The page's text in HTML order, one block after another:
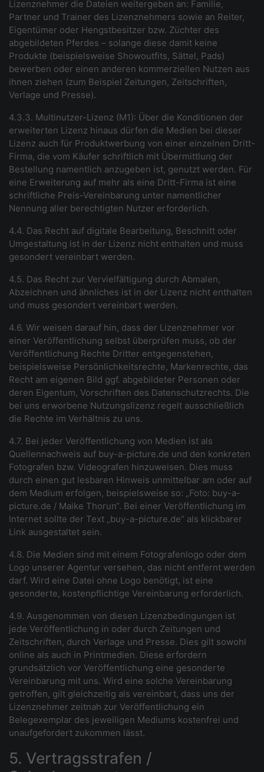
Lizenznehmer die Dateien weitergeben an: Familie,
Partner und Trainer des Lizenznehmers sowie an Reiter,
Eigentümer oder Hengstbesitzer bzw. Züchter des
abgebildeten Pferdes – solange diese damit keine
Produkte (beispielsweise Showoutfits, Sättel, Pads)
bewerben oder einen anderen kommerziellen Nutzen aus
ihnen ziehen (zum Beispiel Zeitungen, Zeitschriften,
Verlage und Presse).
4.3.3. Multinutzer-Lizenz (M1): Über die Konditionen der
erweiterten Lizenz hinaus dürfen die Medien bei dieser
Lizenz auch für Produktwerbung von einer einzelnen Dritt-
Firma, die vom Käufer schriftlich mit Übermittlung der
Bestellung namentlich anzugeben ist, genutzt werden. Für
eine Erweiterung auf mehr als eine Dritt-Firma ist eine
schriftliche Preis-Vereinbarung unter namentlicher
Nennung aller berechtigten Nutzer erforderlich.
4.4. Das Recht auf digitale Bearbeitung, Beschnitt oder
Umgestaltung ist in der Lizenz nicht enthalten und muss
gesondert vereinbart werden.
4.5. Das Recht zur Vervielfältigung durch Abmalen,
Abzeichnen und ähnliches ist in der Lizenz nicht enthalten
und muss gesondert vereinbart werden.
4.6. Wir weisen darauf hin, dass der Lizenznehmer vor
einer Veröffentlichung selbst überprüfen muss, ob der
Veröffentlichung Rechte Dritter entgegenstehen,
beispielsweise Persönlichkeitsrechte, Markenrechte, das
Recht am eigenen Bild ggf. abgebildeter Personen oder
deren Eigentum, Vorschriften des Datenschutzrechts. Die
bei uns erworbene Nutzungslizenz regelt ausschließlich
die Rechte im Verhältnis zu uns.
4.7. Bei jeder Veröffentlichung von Medien ist als
Quellennachweis auf buy-a-picture.de und den konkreten
Fotografen bzw. Videografen hinzuweisen. Dies muss
durch einen gut lesbaren Hinweis unmittelbar am oder auf
dem Medium erfolgen, beispielsweise so: „Foto: buy-a-
picture.de / Maike Thorun“. Bei einer Veröffentlichung im
Internet sollte der Text „buy-a-picture.de“ als klickbarer
Link ausgestaltet sein.
4.8. Die Medien sind mit einem Fotografenlogo oder dem
Logo unserer Agentur versehen, das nicht entfernt werden
darf. Wird eine Datei ohne Logo benötigt, ist eine
gesonderte, kostenpflichtige Vereinbarung erforderlich.
4.9. Ausgenommen von diesen Lizenzbedingungen ist
jede Veröffentlichung in oder durch Zeitungen und
Zeitschriften, durch Verlage und Presse. Dies gilt sowohl
online als auch in Printmedien. Diese erfordern
grundsätzlich vor Veröffentlichung eine gesonderte
Vereinbarung mit uns. Wird eine solche Vereinbarung
getroffen, gilt gleichzeitig als vereinbart, dass uns der
Lizenznehmer zeitnah zur Veröffentlichung ein
Belegexemplar des jeweiligen Mediums kostenfrei und
unaufgefordert zukommen lässt.
5. Vertragsstrafen /